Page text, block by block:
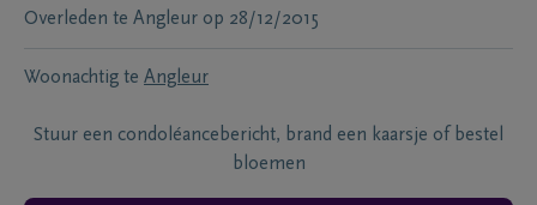
Overleden te Angleur op 28/12/2015
Woonachtig te Angleur
Stuur een condoléancebericht, brand een kaarsje of bestel
bloemen